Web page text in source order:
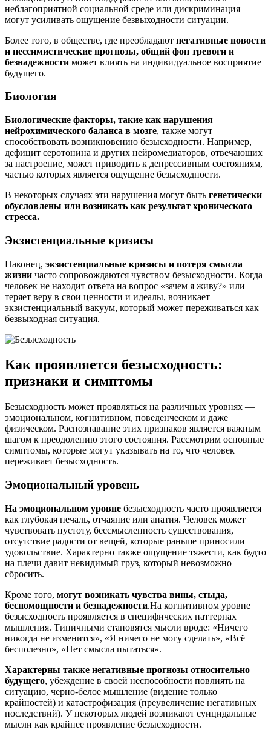
неблагоприятной социальной среде или дискриминация
могут усиливать ощущение безвыходности ситуации.
Более того, в обществе, где преобладают негативные новости
и пессимистические прогнозы, общий фон тревоги и
безнадежности может влиять на индивидуальное восприятие
будущего.
Биология
Биологические факторы, такие как нарушения
нейрохимического баланса в мозге, также могут
способствовать возникновению безысходности. Например,
дефицит серотонина и других нейромедиаторов, отвечающих
за настроение, может приводить к депрессивным состояниям,
частью которых является ощущение безысходности.
В некоторых случаях эти нарушения могут быть генетически
обусловлены или возникать как результат хронического
стресса.
Экзистенциальные кризисы
Наконец, экзистенциальные кризисы и потеря смысла
жизни часто сопровождаются чувством безысходности. Когда
человек не находит ответа на вопрос «зачем я живу?» или
теряет веру в свои ценности и идеалы, возникает
экзистенциальный вакуум, который может переживаться как
безвыходная ситуация.
Как проявляется безысходность:
признаки и симптомы
Безысходность может проявляться на различных уровнях —
эмоциональном, когнитивном, поведенческом и даже
физическом. Распознавание этих признаков является важным
шагом к преодолению этого состояния. Рассмотрим основные
симптомы, которые могут указывать на то, что человек
переживает безысходность.
Эмоциональный уровень
На эмоциональном уровне безысходность часто проявляется
как глубокая печаль, отчаяние или апатия. Человек может
чувствовать пустоту, бессмысленность существования,
отсутствие радости от вещей, которые раньше приносили
удовольствие. Характерно также ощущение тяжести, как будто
на плечи давит невидимый груз, который невозможно
сбросить.
Кроме того, могут возникать чувства вины, стыда,
беспомощности и безнадежности.На когнитивном уровне
безысходность проявляется в специфических паттернах
мышления. Типичными становятся мысли вроде: «Ничего
никогда не изменится», «Я ничего не могу сделать», «Всё
бесполезно», «Нет смысла пытаться».
Характерны также негативные прогнозы относительно
будущего, убеждение в своей неспособности повлиять на
ситуацию, черно-белое мышление (видение только
крайностей) и катастрофизация (преувеличение негативных
последствий). У некоторых людей возникают суицидальные
мысли как крайнее проявление безысходности.